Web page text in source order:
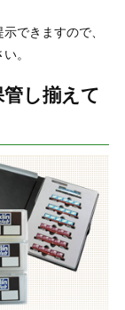
できますので、
。
し揃えて